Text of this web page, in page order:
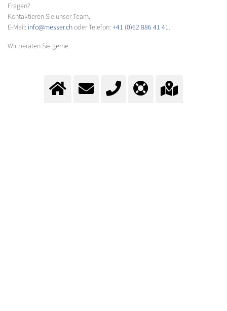
Fragen?
Kontaktieren Sie unser Team.
E-Mail: info@messer.choder Telefon: +41 (0)62 886 41 41.
Wir beraten Sie gerne.